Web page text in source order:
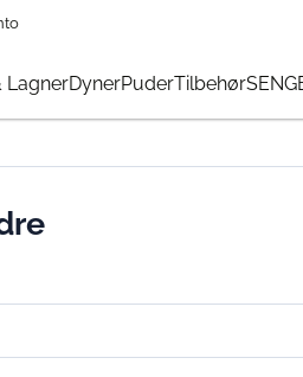
LagnerDynerPuderTilbehør